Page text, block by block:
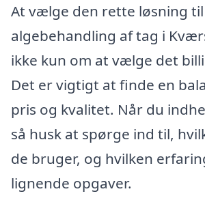
At vælge den rette løsning til
algebehandling af tag i
ikke kun om at vælge det
Det er vigtigt at finde en
pris og kvalitet. Når du
så husk at spørge ind til,
de bruger, og hvilken
lignende opgaver.